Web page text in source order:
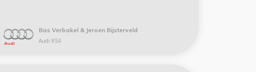
Bas Verbakel & Jeroen Bijsterveld
Audi RS4